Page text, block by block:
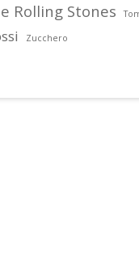
Rolling Stones
Zucchero